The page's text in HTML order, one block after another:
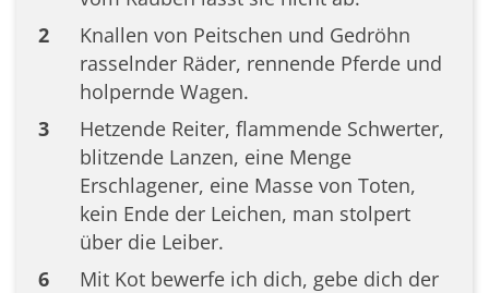
2
Knallen von Peitschen und Gedröhn
rasselnder Räder, rennende Pferde und
holpernde Wagen.
3
Hetzende Reiter, flammende Schwerter,
blitzende Lanzen, eine Menge
Erschlagener, eine Masse von Toten,
kein Ende der Leichen, man stolpert
über die Leiber.
6
Mit Kot bewerfe ich dich, gebe dich der